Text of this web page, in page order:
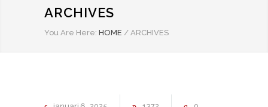
ARCHIVES
You Are Here: HOME / ARCHIVES